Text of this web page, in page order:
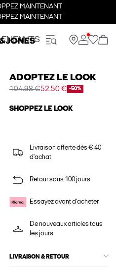
MAINTENANT
MAINTENANT
ENFANTS
ADOPTEZ LE LOOK
104.98 €52.50 € -50%
SHOPPEZ LE LOOK
Livraison offerte dès € 40
d'achat
Retour sous 100 jours
Essayez avant d'acheter
De nouveaux articles tous
les jours
LIVRAISON & RETOUR